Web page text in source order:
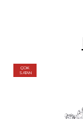
ÇOK
SATAN